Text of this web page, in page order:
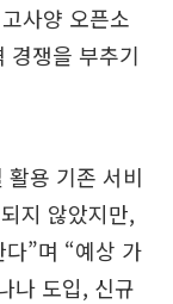
사양 오픈소
경쟁을 부추기
활용 기존 서비
지 않았지만,
”며 “예상 가
나 도입, 신규